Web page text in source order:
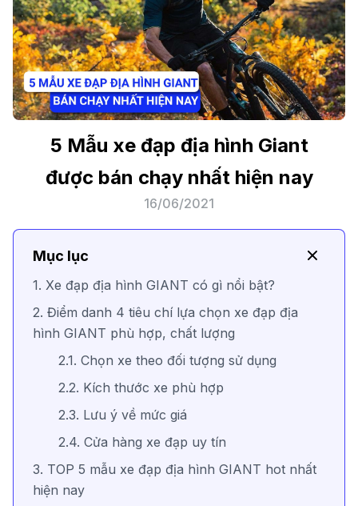
5 Mẫu xe đạp địa hình Giant
được bán chạy nhất hiện nay
16/06/2021
Mục lục
1. Xe đạp địa hình GIANT có gì nổi bật?
2. Điểm danh 4 tiêu chí lựa chọn xe đạp địa
hình GIANT phù hợp, chất lượng
2.1. Chọn xe theo đối tượng sử dụng
2.2. Kích thước xe phù hợp
2.3. Lưu ý về mức giá
2.4. Cửa hàng xe đạp uy tín
3. TOP 5 mẫu xe đạp địa hình GIANT hot nhất
hiện nay